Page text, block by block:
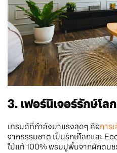
3. เฟอร์นิเจอร์รักษ์โลก
เทรนด์ที่กำลังมาแรงสุดๆ คือการ
จากธรรมชาติ เป็นรักษ์โลกและ
ไม้แท้ 100% พรมปูพื้นจากผักตบช